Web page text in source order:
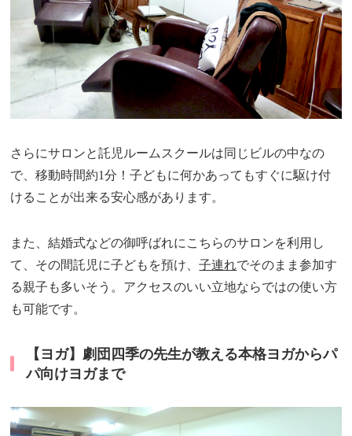
さらにサロンと託児ルームスクールは同じビルの中なの
で、移動時間約1分！子どもに何かあってもすぐに駆け付
けることが出来る安心感があります。
また、結婚式などの御呼ばれにこちらのサロンを利用し
て、その間託児に子どもを預け、子連れでそのまま参加す
る親子も多いそう。アクセスのいい立地ならではの使い方
も可能です。
【ヨガ】劇団四季の先生が教える本格ヨガからパ
パ向けヨガまで